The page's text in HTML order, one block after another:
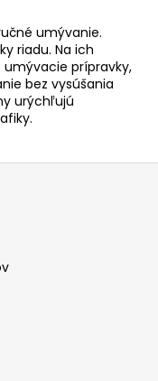
umývanie.
riadu. Na ich
prípravky,
bez vysúšania
urýchľujú